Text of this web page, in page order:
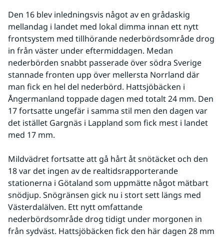
Den 16 blev inledningsvis något av en grådaskig
mellandag i landet med lokal dimma innan ett nytt
frontsystem med tillhörande nederbördsområde drog
in från väster under eftermiddagen. Medan
nederbörden snabbt passerade över södra Sverige
stannade fronten upp över mellersta Norrland där
man fick en hel del nederbörd. Hattsjöbäcken i
Ångermanland toppade dagen med totalt 24 mm. Den
17 fortsatte ungefär i samma stil men den dagen var
det istället Gargnäs i Lappland som fick mest i landet
med 17 mm.
Mildvädret fortsatte att gå hårt åt snötäcket och den
18 var det ingen av de realtidsrapporterande
stationerna i Götaland som uppmätte något mätbart
snödjup. Snögränsen gick nu i stort sett längs med
Västerdalälven. Ett nytt omfattande
nederbördsområde drog tidigt under morgonen in
från sydväst. Hattsjöbäcken fick den här dagen 28 mm